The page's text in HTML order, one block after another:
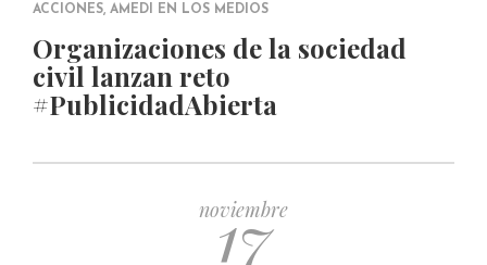
ACCIONES, AMEDI EN LOS MEDIOS
Organizaciones de la sociedad
civil lanzan reto
#PublicidadAbierta
noviembre
17